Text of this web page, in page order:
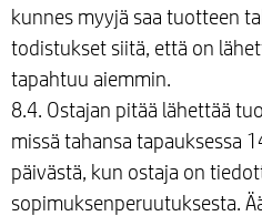
kunnes myyjä saa tuotteen
todistukset siitä, että on
tapahtuu aiemmin.
8.4. Ostajan pitää lähettää
missä tahansa tapauksessa
päivästä, kun ostaja on
sopimuksenperuutuksesta.